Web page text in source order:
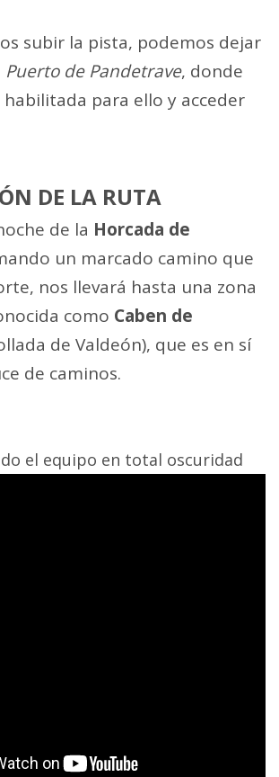
subir la pista, podemos dejar
Puerto de Pandetrave, donde
habilitada para ello y acceder
DE LA RUTA
de la Horcada de
un marcado camino que
nos llevará hasta una zona
como Caben de
de Valdeón), que es en sí
de caminos.
el equipo en total oscuridad